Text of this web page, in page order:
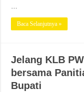
Baca Selanjutnya »
Jelang KLB
bersama
Bupati